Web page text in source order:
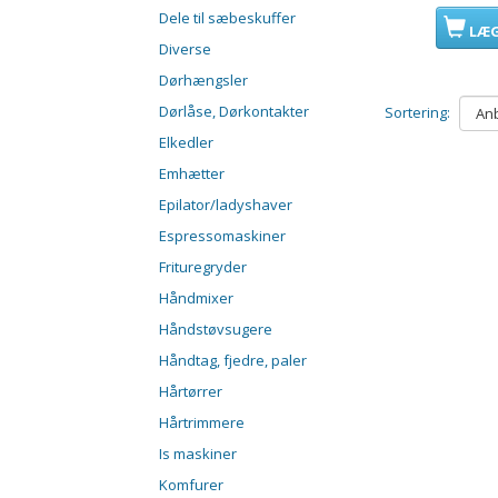
Dele til sæbeskuffer
Diverse
Dørhængsler
Dørlåse, Dørkontakter
Elkedler
Emhætter
Epilator/ladyshaver
Espressomaskiner
Frituregryder
Håndmixer
Håndstøvsugere
Håndtag, fjedre, paler
Hårtørrer
Hårtrimmere
Is maskiner
Komfurer
Sortering: